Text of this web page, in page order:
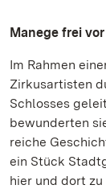
Manege frei
Im Rahmen
Zirkusartisten
Schlosses
bewunderten
reiche
ein Stück
hier und dort zu